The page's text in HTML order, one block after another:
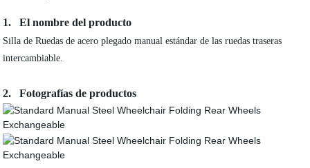
1. El nombre del producto
Silla de Ruedas de acero plegado manual estándar de las ruedas traseras
intercambiable.
2. Fotografías de productos